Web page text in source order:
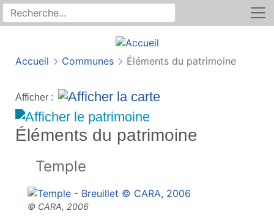
Recherche sur le site
Rechercher
Accueil Communes Éléments du patrimoine
Afficher :
Éléments du patrimoine
Temple